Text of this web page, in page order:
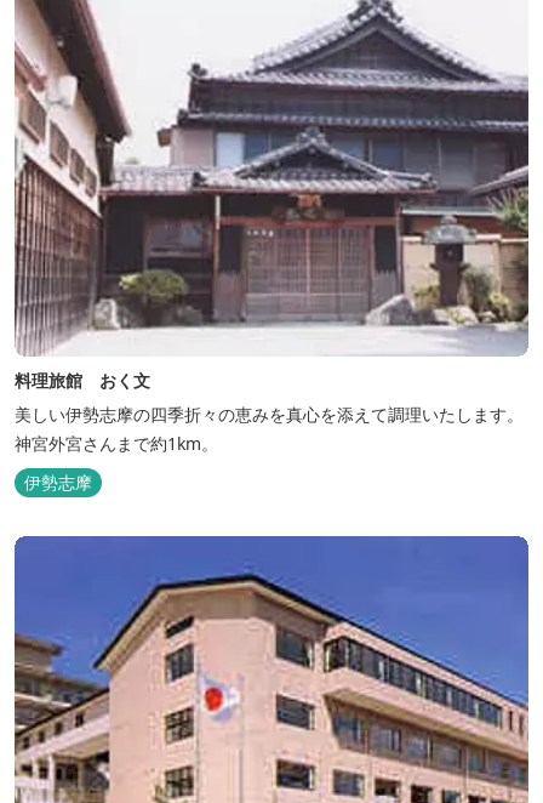
料理旅館 おく文
美しい伊勢志摩の四季折々の恵みを真心を添えて調理いたします。
神宮外宮さんまで約1km。
伊勢志摩